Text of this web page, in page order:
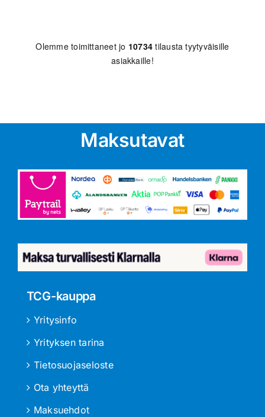
Olemme toimittaneet jo 10734 tilausta tyytyväisille
asiakkaille!
Maksutavat
TCG-kauppa
Yritysinfo
Yrityksen tarina
Tietosuojaseloste
Ota yhteyttä
Maksuehdot